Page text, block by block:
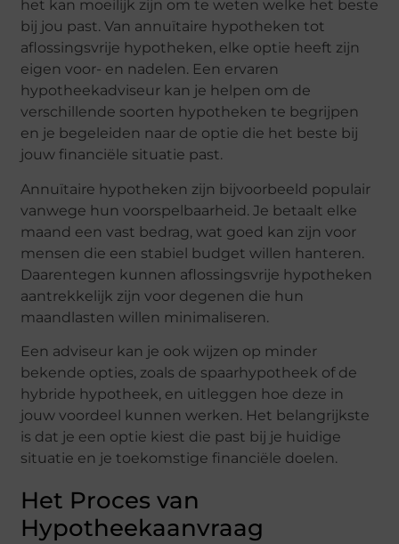
het kan moeilijk zijn om te weten welke het beste
bij jou past. Van annuïtaire hypotheken tot
aflossingsvrije hypotheken, elke optie heeft zijn
eigen voor- en nadelen. Een ervaren
hypotheekadviseur kan je helpen om de
verschillende soorten hypotheken te begrijpen
en je begeleiden naar de optie die het beste bij
jouw financiële situatie past.
Annuïtaire hypotheken zijn bijvoorbeeld populair
vanwege hun voorspelbaarheid. Je betaalt elke
maand een vast bedrag, wat goed kan zijn voor
mensen die een stabiel budget willen hanteren.
Daarentegen kunnen aflossingsvrije hypotheken
aantrekkelijk zijn voor degenen die hun
maandlasten willen minimaliseren.
Een adviseur kan je ook wijzen op minder
bekende opties, zoals de spaarhypotheek of de
hybride hypotheek, en uitleggen hoe deze in
jouw voordeel kunnen werken. Het belangrijkste
is dat je een optie kiest die past bij je huidige
situatie en je toekomstige financiële doelen.
Het Proces van
Hypotheekaanvraag